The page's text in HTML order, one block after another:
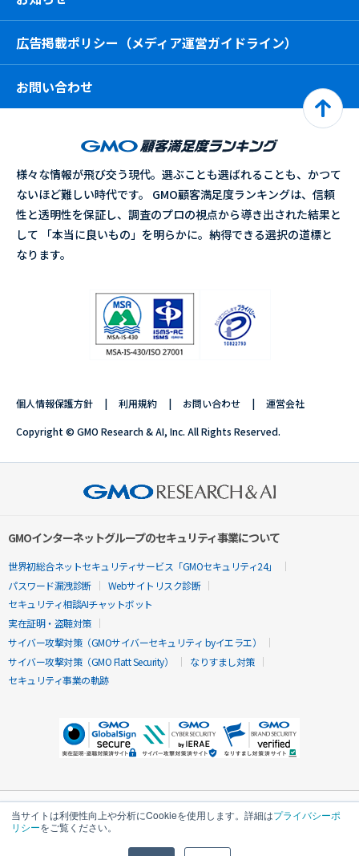
当サイトは利便性向上や分析にCookieを使用します。詳細はプライバシーポ
リシーをご覧ください。
広告掲載ポリシー（メディア運営ガイドライン）
お問い合わせ
様々な情報が飛び交う現代。選ぶことも選ばれることも、かつて
ないほど難しい時代です。 GMO顧客満足度ランキングは、信頼
性と透明性を保証し、調査のプロの視点から導き出された結果と
して 「本当に良いもの」を明らかに。納得できる選択の道標と
なります。
個人情報保護方針 利用規約 お問い合わせ 運営会社
Copyright © GMO Research & AI, Inc. All Rights Reserved.
GMOインターネットグループのセキュリティ事業について
世界初総合ネットセキュリティサービス「GMOセキュリティ24」
パスワード漏洩診断
Webサイトリスク診断
セキュリティ相談AIチャットボット
実在証明・盗聴対策
サイバー攻撃対策（GMOサイバーセキュリティ byイエラエ）
サイバー攻撃対策（GMO Flatt Security）
なりすまし対策
セキュリティ事業の軌跡